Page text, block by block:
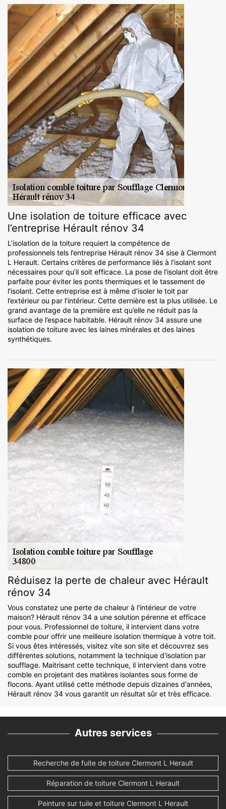
Une isolation de toiture efficace avec
l’entreprise Hérault rénov 34
L’isolation de la toiture requiert la compétence de
professionnels tels l’entreprise Hérault rénov 34 sise à Clermont
L Herault. Certains critères de performance liés à l’isolant sont
nécessaires pour qu’il soit efficace. La pose de l’isolant doit être
parfaite pour éviter les ponts thermiques et le tassement de
l’isolant. Cette entreprise est à même d’isoler le toit par
l’extérieur ou par l’intérieur. Cette dernière est la plus utilisée. Le
grand avantage de la première est qu’elle ne réduit pas la
surface de l’espace habitable. Hérault rénov 34 assure une
isolation de toiture avec les laines minérales et des laines
synthétiques.
Réduisez la perte de chaleur avec Hérault
rénov 34
Vous constatez une perte de chaleur à l'intérieur de votre
maison? Hérault rénov 34 a une solution pérenne et efficace
pour vous. Professionnel de toiture, il intervient dans votre
comble pour offrir une meilleure isolation thermique à votre toit.
Si vous êtes intéressés, visitez vite son site et découvrez ses
différentes solutions, notamment la technique d'isolation par
soufflage. Maitrisant cette technique, il intervient dans votre
comble en projetant des matières isolantes sous forme de
flocons. Ayant utilisé cette méthode depuis dizaines d'années,
Hérault rénov 34 vous garantit un résultat sûr et très efficace.
Autres services
Recherche de fuite de toiture Clermont L Herault
Réparation de toiture Clermont L Herault
Peinture sur tuile et toiture Clermont L Herault